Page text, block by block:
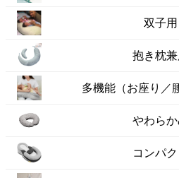
双子用
抱き枕兼
多機能（お座り／
やわら
コンパク